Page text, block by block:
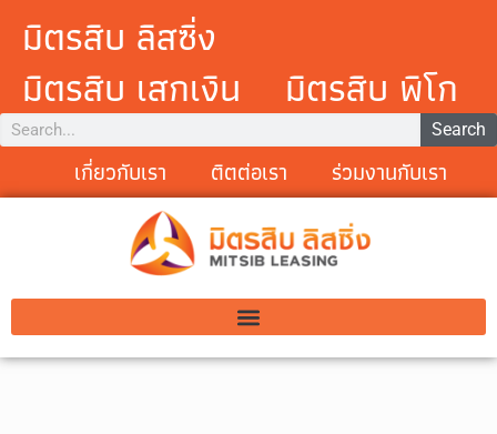
มิตรสิบ ลิสซิ่ง
มิตรสิบ เสกเงิน
มิตรสิบ พิโก
Search
เกี่ยวกับเรา ติตต่อเรา ร่วมงานกับเรา